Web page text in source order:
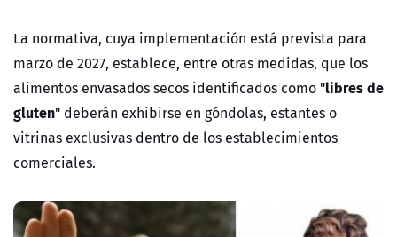
La normativa, cuya implementación está prevista para
marzo de 2027, establece, entre otras medidas, que los
alimentos envasados secos identificados como "libres de
gluten" deberán exhibirse en góndolas, estantes o
vitrinas exclusivas dentro de los establecimientos
comerciales.